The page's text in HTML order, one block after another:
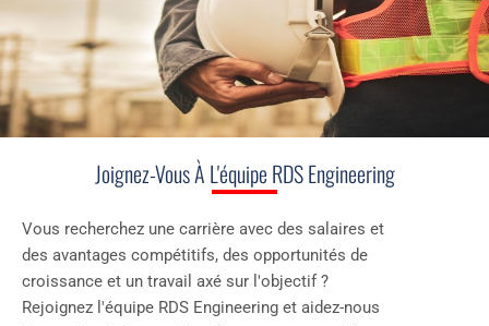
Joignez-Vous À L'équipe RDS Engineering
Vous recherchez une carrière avec des salaires et
des avantages compétitifs, des opportunités de
croissance et un travail axé sur l'objectif ?
Rejoignez l'équipe RDS Engineering et aidez-nous